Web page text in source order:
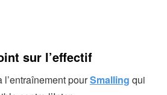
sur l’effectif
l’entraînement pourSmalling qui